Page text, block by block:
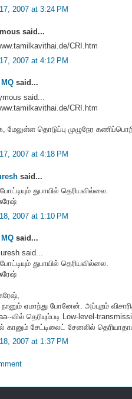
2007 at 3:24 PM
said...
CRI.htm
2007 at 4:12 PM
said...
said...
CRI.htm
மேலுள்ள தொடுப்பு முழுநேர
2007 at 4:18 PM
said...
துபாயில் தெரியவில்லை.
2007 at 1:10 PM
said...
said...
துபாயில் தெரியவில்லை.
ஏமாந்து போனேன். அப்புறம்
வில் தெரியும்படி Low-level-
கானும் சேட்டிலைட் சேனலில்
2007 at 1:37 PM